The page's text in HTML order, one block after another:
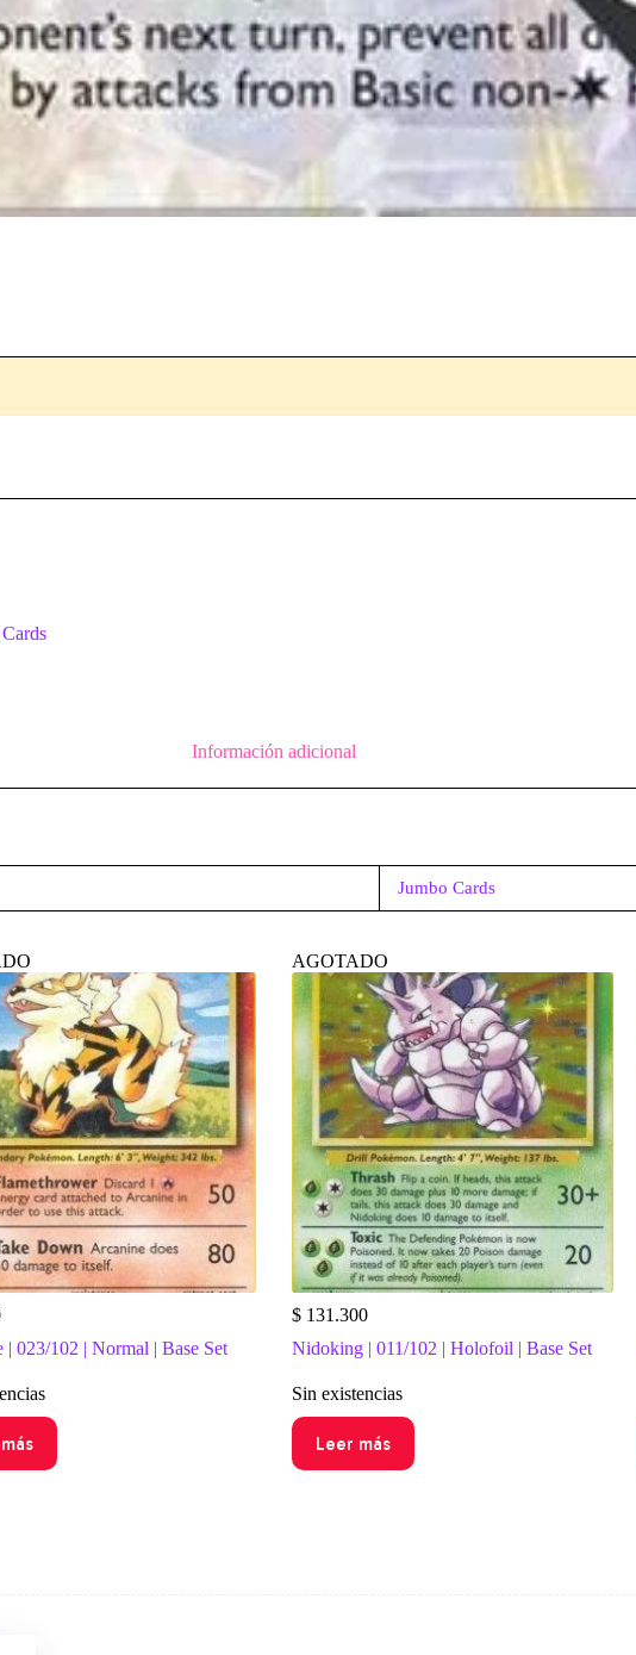
Información adicional
Jumbo Cards
| 023/102 | Normal | Base Set
AGOTADO
$131.300
Nidoking | 011/102 | Holofoil | Base Set
Sin existencias
Leer más